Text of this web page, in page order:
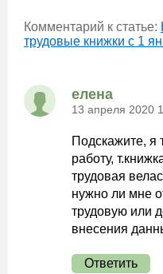
Комментарий к статье:
трудовые книжки с 1
елена
13 апреля 2020
Подскажите, я
работу,
трудовая
нужно ли мне
трудовую или
внесения
Ответить